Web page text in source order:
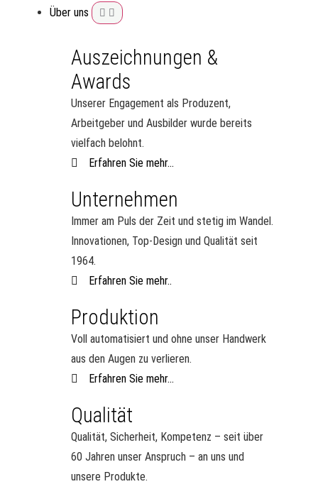
Über uns
Auszeichnungen &
Awards
Unserer Engagement als Produzent,
Arbeitgeber und Ausbilder wurde bereits
vielfach belohnt.
Erfahren Sie mehr...
Unternehmen
Immer am Puls der Zeit und stetig im Wandel.
Innovationen, Top-Design und Qualität seit
1964.
Erfahren Sie mehr..
Produktion
Voll automatisiert und ohne unser Handwerk
aus den Augen zu verlieren.
Erfahren Sie mehr...
Qualität
Qualität, Sicherheit, Kompetenz – seit über
60 Jahren unser Anspruch – an uns und
unsere Produkte.